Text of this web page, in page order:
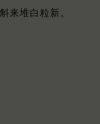
来堆白粒新。